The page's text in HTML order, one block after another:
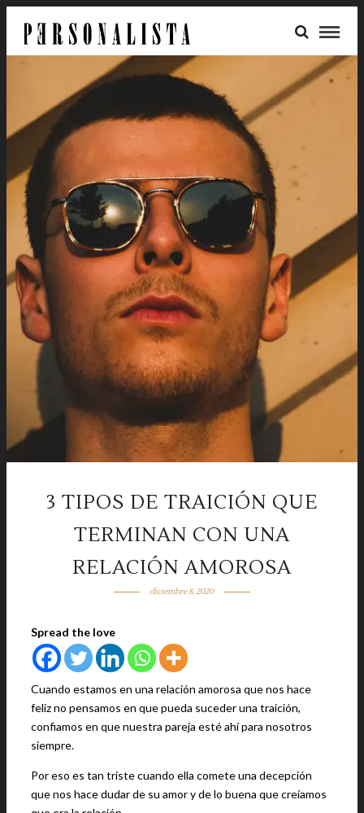
3 TIPOS DE TRAICIÓN QUE
TERMINAN CON UNA
RELACIÓN AMOROSA
diciembre 8, 2020
Spread the love
Cuando estamos en una relación amorosa que nos hace
feliz no pensamos en que pueda suceder una traición,
confiamos en que nuestra pareja esté ahí para nosotros
siempre.
Por eso es tan triste cuando ella comete una decepción
que nos hace dudar de su amor y de lo buena que creíamos